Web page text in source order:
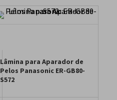
Lâmina para Aparador de
Pelos Panasonic ER-GB80-
S572